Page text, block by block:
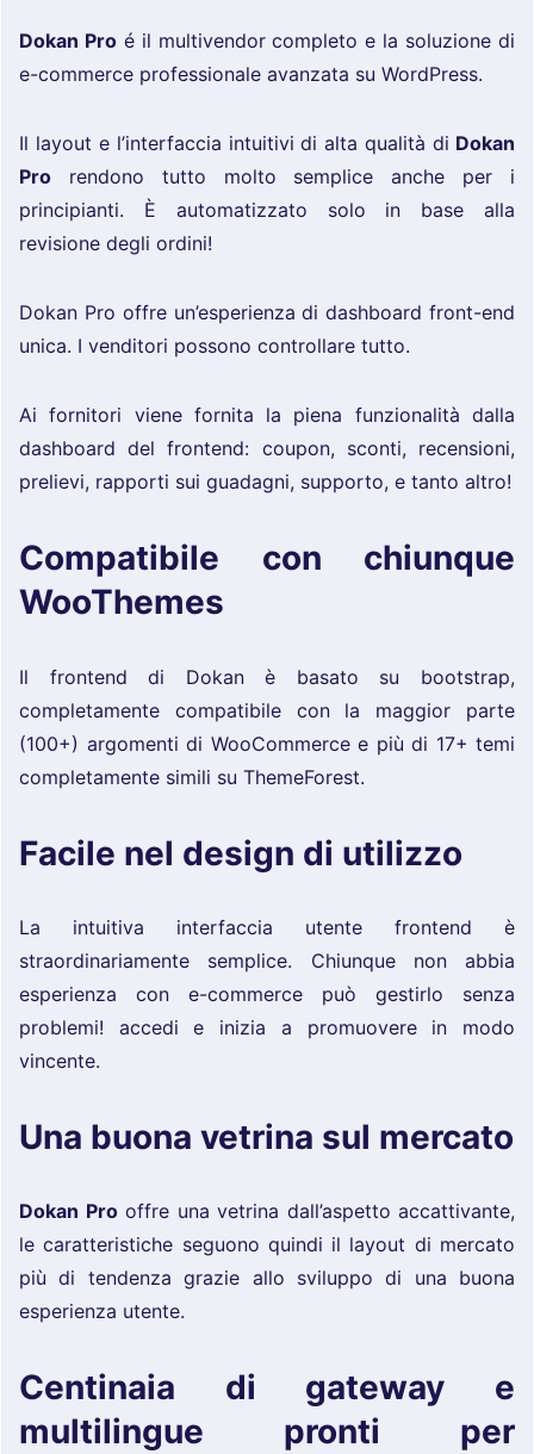
Dokan Proé il multivendor completo e la soluzione di
e-commerce professionale avanzata su WordPress.
Il layout e l’interfaccia intuitivi di alta qualità di Dokan
Pro rendono tutto molto semplice anche per i
principianti. È automatizzato solo in base alla
revisione degli ordini!
Dokan Pro offre un’esperienza di dashboard front-end
unica. I venditori possono controllare tutto.
Ai fornitori viene fornita la piena funzionalità dalla
dashboard del frontend: coupon, sconti, recensioni,
prelievi, rapporti sui guadagni, supporto, e tanto altro!
Compatibile con chiunque
WooThemes
Il frontend di Dokan è basato su bootstrap,
completamente compatibile con la maggior parte
(100+) argomenti di WooCommerce e più di 17+ temi
completamente simili su ThemeForest.
Facile nel design di utilizzo
La intuitiva interfaccia utente frontend è
straordinariamente semplice. Chiunque non abbia
esperienza con e-commerce può gestirlo senza
problemi! accedi e inizia a promuovere in modo
vincente.
Una buona vetrina sul mercato
Dokan Prooffre una vetrina dall’aspetto accattivante,
le caratteristiche seguono quindi il layout di mercato
più di tendenza grazie allo sviluppo di una buona
esperienza utente.
Centinaia di gateway e
multilingue pronti per